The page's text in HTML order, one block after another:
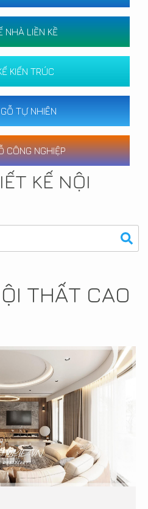
NHÀ LIỀN KỀ
KIẾN TRÚC
TỰ NHIÊN
CÔNG NGHIỆP
KẾ NỘI
THẤT CAO